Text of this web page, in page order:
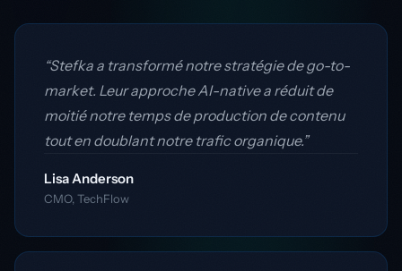
“Stefka a transformé notre stratégie de go-to-
market. Leur approche AI-native a réduit de
moitié notre temps de production de contenu
tout en doublant notre trafic organique.”
Lisa Anderson
CMO, TechFlow